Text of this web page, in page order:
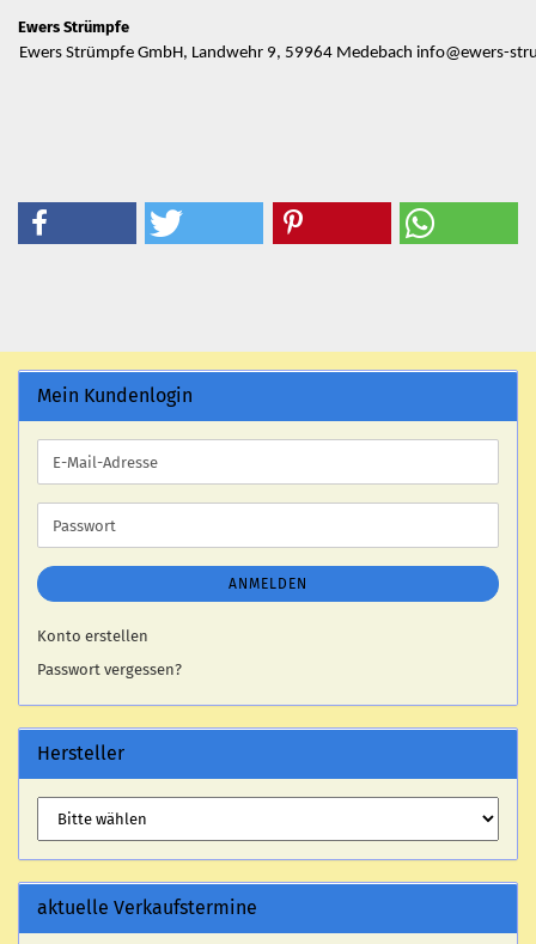
Ewers Strümpfe
Ewers Strümpfe GmbH, Landwehr 9, 59964 Medebach info@ewers-
Mein Kundenlogin
E-
Mail-
Adresse
Passwort
ANMELDEN
Konto erstellen
Passwort vergessen?
Hersteller
aktuelle Verkaufstermine